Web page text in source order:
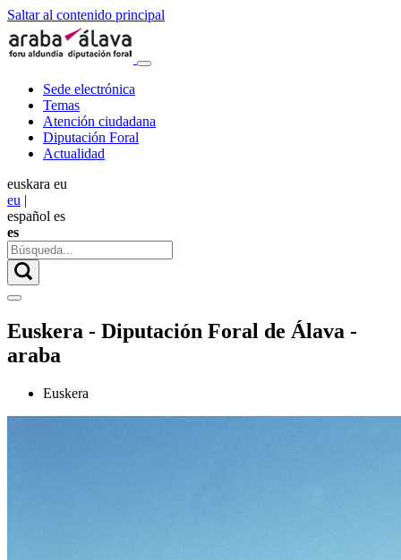
Saltar al contenido principal
Sede electrónica
Temas
Atención ciudadana
Diputación Foral
Actualidad
euskara eu
eu |
español es
es
Euskera - Diputación Foral de Álava -
araba
Euskera